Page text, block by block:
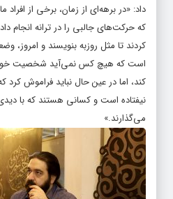
که حرکت‌های جالبی را در ترانه انجام
کردند تا مثل روزبه بنویسند و امروز،
است که هیچ کس نمی‌آید شخصیت خود
کند، اما در عین حال نباید فراموش
نیفتاده است و کسانی هستند که با
می‌گذارند.»